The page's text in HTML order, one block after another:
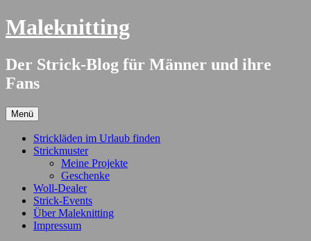
Springe
zum
Maleknitting
Der Strick-Blog für Männer und ihre
Fans
Menü
Strickläden im Urlaub finden
Strickmuster
Meine Projekte
Geschenke
Woll-Dealer
Strick-Events
Über Maleknitting
Impressum